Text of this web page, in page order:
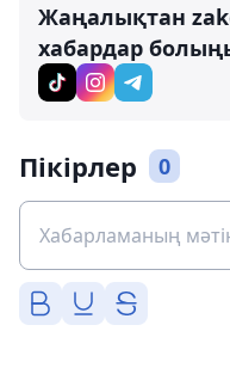
Жаңалықтан
хабардар
Пікірлер 0